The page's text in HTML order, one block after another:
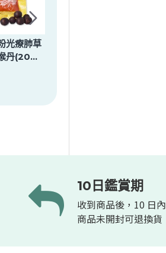
光療肺草
丹(20顆/
10日鑑賞期
收到商品後，10 日內
商品未開封可退換貨